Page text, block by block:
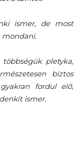
ismer, de most
pletyka,
biztos
fordul elő,
ismer.